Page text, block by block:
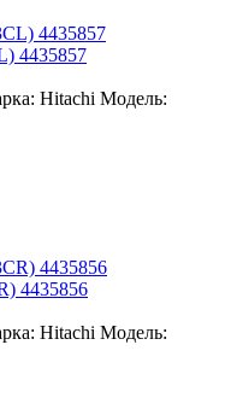
4435857
Hitachi Модель:
4435856
Hitachi Модель: